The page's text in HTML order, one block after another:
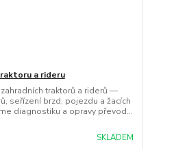
a rideru
traktorů a riderů —
seřízení brzd, pojezdu a žacích
diagnostiku a opravy převod...
SKLADEM